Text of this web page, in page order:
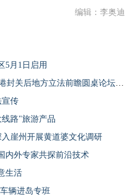
编辑：李奥迪
5月1日启用
“公司法讲座、热点主题分享暨自贸港封关后地方立法前瞻圆桌论坛”在海口举办
宣传
路"旅游产品
崖州开展黄道婆文化调研
内外专家共探前沿技术
生活
辆进岛专班